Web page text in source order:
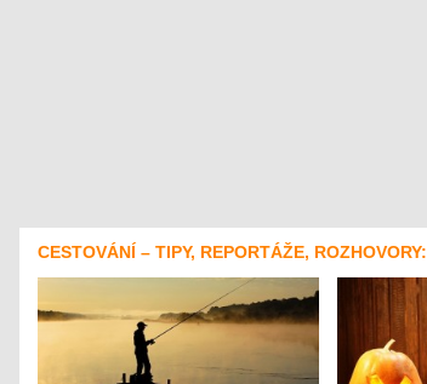
CESTOVÁNÍ – TIPY, REPORTÁŽE, ROZHOVORY: